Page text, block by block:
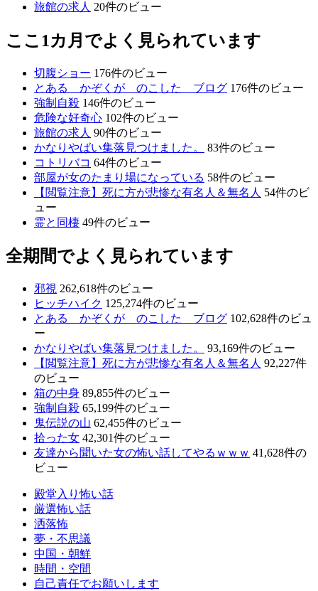
旅館の求人 20件のビュー
ここ1カ月でよく見られています
切腹ショー 176件のビュー
とある かぞくが のこした ブログ 176件のビュー
強制自殺 146件のビュー
危険な好奇心 102件のビュー
旅館の求人 90件のビュー
かなりやばい集落見つけました。
83件のビュー
コトリバコ 64件のビュー
部屋が女のたまり場になっている 58件のビュー
【閲覧注意】死に方が悲惨な有名人＆無名人 54件のビ
ュー
霊と同棲 49件のビュー
全期間でよく見られています
邪視 262,618件のビュー
ヒッチハイク 125,274件のビュー
とある かぞくが のこした ブログ 102,628件のビュ
ー
かなりやばい集落見つけました。
93,169件のビュー
【閲覧注意】死に方が悲惨な有名人＆無名人 92,227件
のビュー
箱の中身 89,855件のビュー
強制自殺 65,199件のビュー
鬼伝説の山 62,455件のビュー
拾った女 42,301件のビュー
友達から聞いた女の怖い話してやるｗｗｗ 41,628件の
ビュー
殿堂入り怖い話
厳選怖い話
洒落怖
夢・不思議
中国・朝鮮
時間・空間
自己責任でお願いします